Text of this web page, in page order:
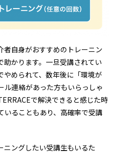
者自身がおすすめのトレーニン
助かります。一旦受講されてい
やめられて、数年後に「環境が
ル連絡があった方もいらっしゃ
で解決できると感じた時
いることもあり、高確率で受講
ニングしたい受講生もいるた